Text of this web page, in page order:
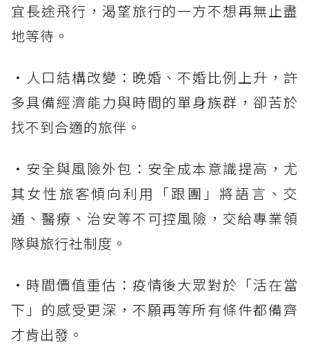
宜長途飛行，渴望旅行的一方不想再無止盡
地等待。
・人口結構改變：晚婚、不婚比例上升，許
多具備經濟能力與時間的單身族群，卻苦於
找不到合適的旅伴。
・安全與風險外包：安全成本意識提高，尤
其女性旅客傾向利用「跟團」將語言、交
通、醫療、治安等不可控風險，交給專業領
隊與旅行社制度。
・時間價值重估：疫情後大眾對於「活在當
下」的感受更深，不願再等所有條件都備齊
才肯出發。